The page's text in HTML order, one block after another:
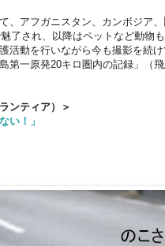
、アフガニスタン、カンボジア
了され、以降はペットなど動物
活動を行いながら今も撮影を続け
一原発20キロ圏内の記録」（飛
ンティア）＞
い！」